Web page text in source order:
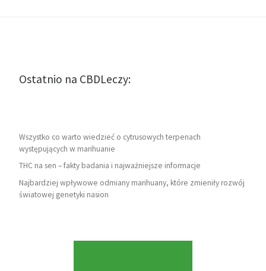
Ostatnio na CBDLeczy:
Wszystko co warto wiedzieć o cytrusowych terpenach
występujących w marihuanie
THC na sen – fakty badania i najważniejsze informacje
Najbardziej wpływowe odmiany marihuany, które zmieniły rozwój
światowej genetyki nasion